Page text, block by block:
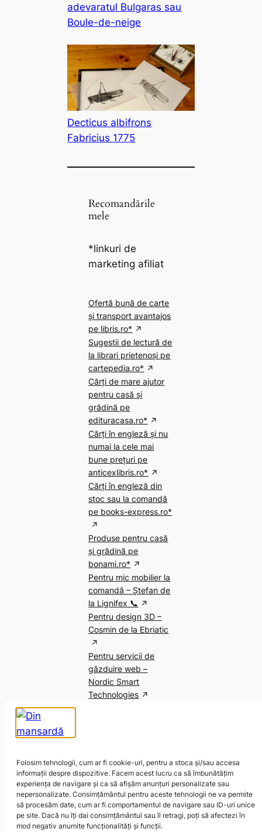
Folosim tehnologii, cum ar fi cookie-uri, pentru a stoca și/sau accesa
informații despre dispozitive. Facem acest lucru ca să îmbunătățim
experiența de navigare și ca să afișăm anunțuri personalizate sau
nepersonalizate. Consimțământul pentru aceste tehnologii ne va permite
să procesăm date, cum ar fi comportamentul de navigare sau ID-uri unice
pe site. Dacă nu îți dai consimțământul sau îl retragi, poți să afectezi în
mod negativ anumite funcționalități și funcții.
adevaratul Bulgaras sau
Boule-de-neige
Decticus albifrons
Fabricius 1775
Recomandările
mele
*linkuri de
marketing afiliat
Ofertă bună de carte
și transport avantajos
pe libris.ro*
Sugestii de lectură de
la librari prietenoși pe
cartepedia.ro*
Cărți de mare ajutor
pentru casă și
grădină pe
edituracasa.ro*
Cărți în engleză și nu
numai la cele mai
bune prețuri pe
anticexlibris.ro*
Cărți în engleză din
stoc sau la comandă
pe books-express.ro*
Produse pentru casă
și grădină pe
bonami.ro*
Pentru mic mobilier la
comandă – Ștefan de
la Lignifex 📞
Pentru design 3D –
Cosmin de la Ebriatic
Pentru servicii de
găzduire web –
Nordic Smart
Technologies
LinkedIn
Goodreads
Pinterest
Instagram
Facebook
Behance